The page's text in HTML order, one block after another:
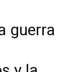
guerra